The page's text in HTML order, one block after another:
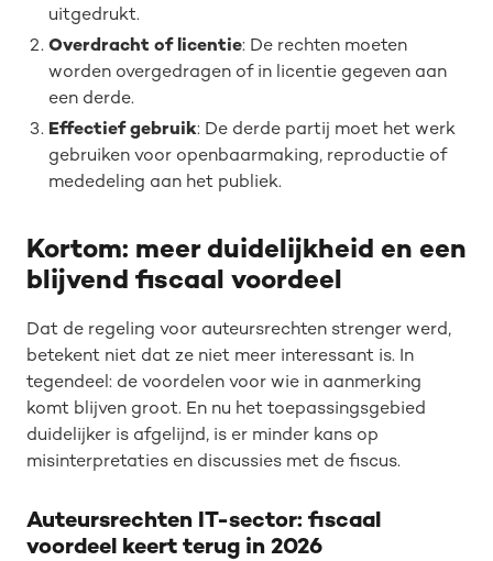
uitgedrukt.
Overdracht of licentie: De rechten moeten
worden overgedragen of in licentie gegeven aan
een derde.
Effectief gebruik: De derde partij moet het werk
gebruiken voor openbaarmaking, reproductie of
mededeling aan het publiek.
Kortom: meer duidelijkheid en een
blijvend fiscaal voordeel
Dat de regeling voor auteursrechten strenger werd,
betekent niet dat ze niet meer interessant is. In
tegendeel: de voordelen voor wie in aanmerking
komt blijven groot. En nu het toepassingsgebied
duidelijker is afgelijnd, is er minder kans op
misinterpretaties en discussies met de fiscus.
Auteursrechten IT-sector: fiscaal
voordeel keert terug in 2026